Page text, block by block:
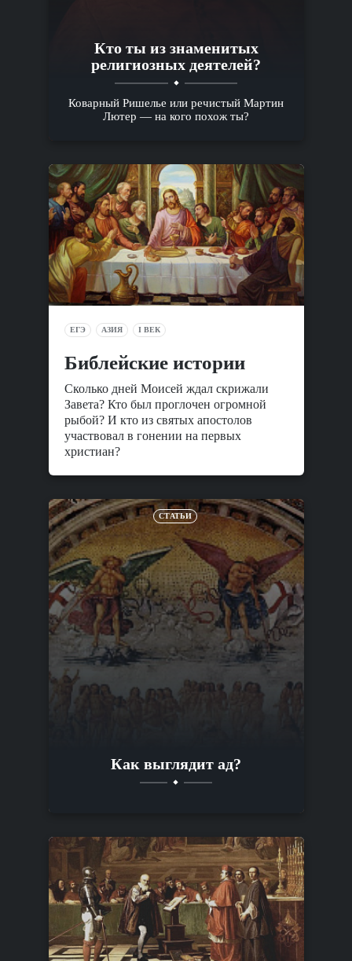
Кто ты из знаменитых
религиозных деятелей?
Коварный Ришелье или речистый Мартин
Лютер — на кого похож ты?
ЕГЭ АЗИЯ I ВЕК
Библейские истории
Сколько дней Моисей ждал скрижали
Завета? Кто был проглочен огромной
рыбой? И кто из святых апостолов
участвовал в гонении на первых
христиан?
СТАТЬИ
Как выглядит ад?